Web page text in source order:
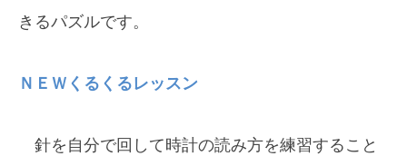
きるパズルです。
ＮＥＷくるくるレッスン
針を自分で回して時計の読み方を練習すること